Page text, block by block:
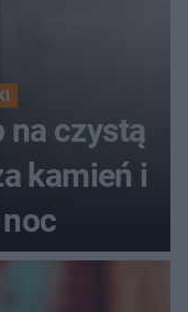
na czystą
kamień i